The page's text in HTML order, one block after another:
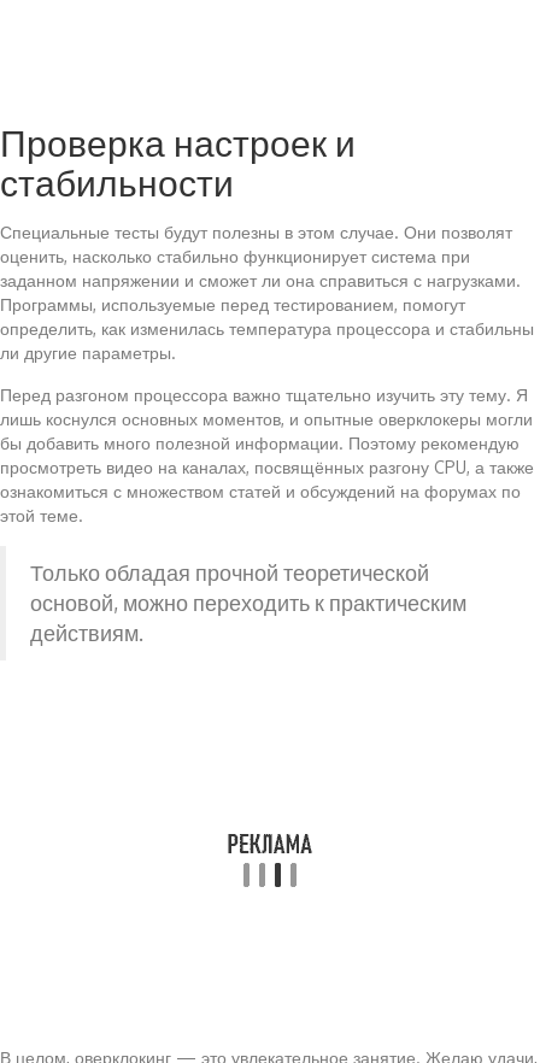
Проверка настроек и
стабильности
Специальные тесты будут полезны в этом случае. Они позволят
оценить, насколько стабильно функционирует система при
заданном напряжении и сможет ли она справиться с нагрузками.
Программы, используемые перед тестированием, помогут
определить, как изменилась температура процессора и стабильны
ли другие параметры.
Перед разгоном процессора важно тщательно изучить эту тему. Я
лишь коснулся основных моментов, и опытные оверклокеры могли
бы добавить много полезной информации. Поэтому рекомендую
просмотреть видео на каналах, посвящённых разгону CPU, а также
ознакомиться с множеством статей и обсуждений на форумах по
этой теме.
Только обладая прочной теоретической
основой, можно переходить к практическим
действиям.
В целом, оверклокинг — это увлекательное занятие. Желаю удачи,